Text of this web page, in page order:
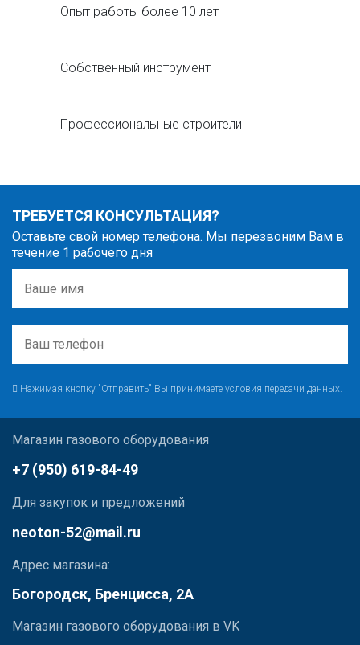
Опыт работы более 10 лет
Собственный инструмент
Профессиональные строители
ТРЕБУЕТСЯ КОНСУЛЬТАЦИЯ?
Оставьте свой номер телефона. Мы перезвоним Вам в
течение 1 рабочего дня
Нажимая кнопку "Отправить" Вы принимаете условия передачи данных.
Магазин газового оборудования
+7 (950) 619-84-49
Для закупок и предложений
neoton-52@mail.ru
Адрес магазина:
Богородск, Бренцисса, 2А
Магазин газового оборудования в VK